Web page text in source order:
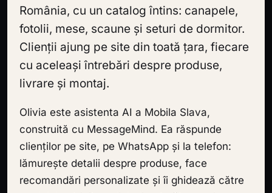
România, cu un catalog întins: canapele,
fotolii, mese, scaune și seturi de dormitor.
Clienții ajung pe site din toată țara, fiecare
cu aceleași întrebări despre produse,
livrare și montaj.
Olivia este asistenta AI a Mobila Slava,
construită cu MessageMind. Ea răspunde
clienților pe site, pe WhatsApp și la telefon:
lămurește detalii despre produse, face
recomandări personalizate și îi ghidează către